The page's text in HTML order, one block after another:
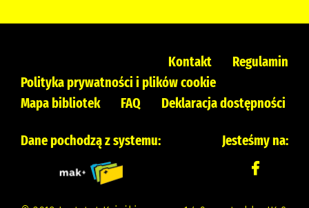
Kontakt
Regulamin
Polityka prywatności i plików cookie
Mapa bibliotek
FAQ Deklaracja dostępności
Dane pochodzą z systemu: Jesteśmy na: